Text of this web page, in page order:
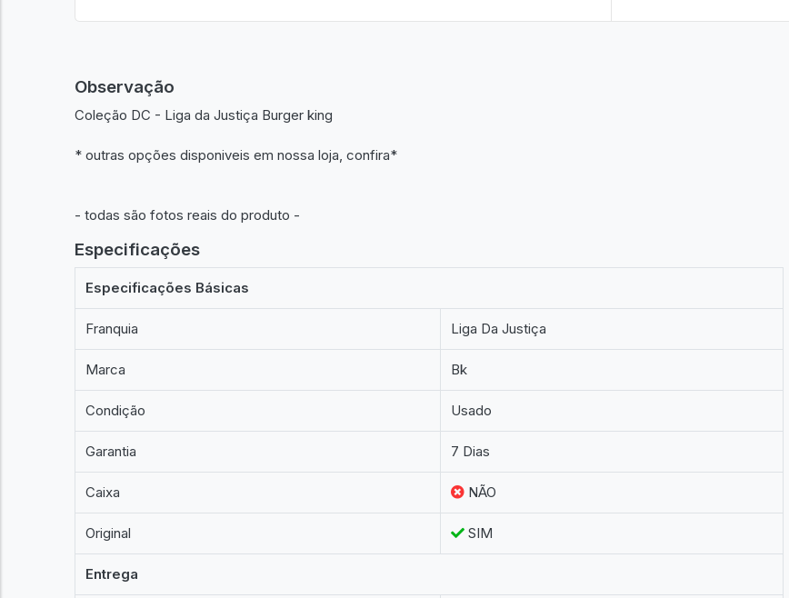
Observação
Coleção DC - Liga da Justiça Burger king
* outras opções disponiveis em nossa loja, confira*
- todas são fotos reais do produto -
Especificações
Especificações Básicas
Franquia Liga Da Justiça
Marca Bk
Condição Usado
Garantia 7 Dias
Caixa NÃO
Original SIM
Entrega